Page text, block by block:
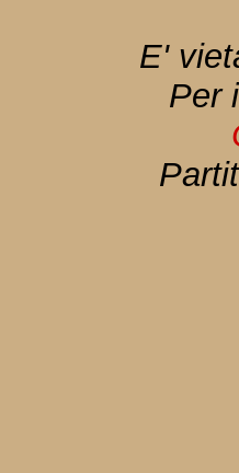
E'
Per